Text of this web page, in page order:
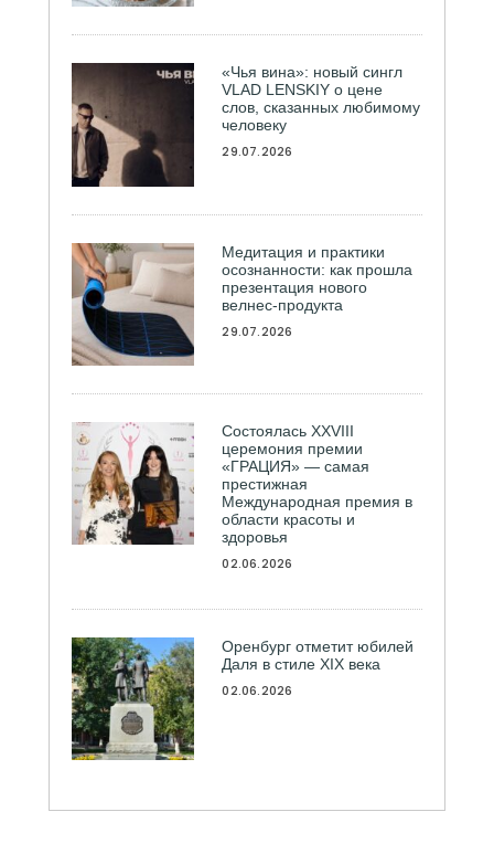
«Чья вина»: новый сингл
VLAD LENSKIY о цене
слов, сказанных любимому
человеку
29.07.2026
Медитация и практики
осознанности: как прошла
презентация нового
велнес-продукта
29.07.2026
Состоялась ХXVIII
церемония премии
«ГРАЦИЯ» — самая
престижная
Международная премия в
области красоты и
здоровья
02.06.2026
Оренбург отметит юбилей
Даля в стиле XIX века
02.06.2026